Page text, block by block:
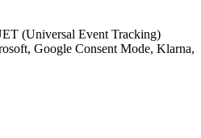
(Universal Event Tracking)
Google Consent Mode, Klarna,